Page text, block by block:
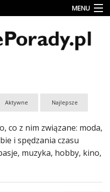
MENU
Aktywne Najlepsze
co z nim związane: moda,
i spędzania czasu
muzyka, hobby, kino,